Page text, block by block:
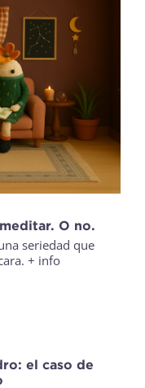
O no.
seriedad que
+ info
el caso de